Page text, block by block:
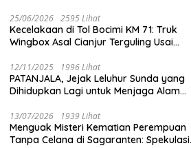
25/06/2026 2595 Lihat
Kecelakaan di Tol Bocimi KM 71: Truk
Wingbox Asal Cianjur Terguling Usai
RS Sekarwangi
12/11/2025 1996 Lihat
PATANJALA, Jejak Leluhur Sunda yang
Dihidupkan Lagi untuk Menjaga Alam
13/07/2026 1939 Lihat
Menguak Misteri Kematian Perempuan
Tanpa Celana di Sagaranten: Spekulasi